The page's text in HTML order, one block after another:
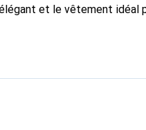
et le vêtement idéal